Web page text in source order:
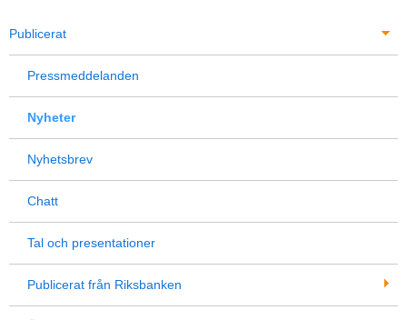
Publicerat
Pressmeddelanden
Nyheter
Nyhetsbrev
Chatt
Tal och presentationer
Publicerat från Riksbanken